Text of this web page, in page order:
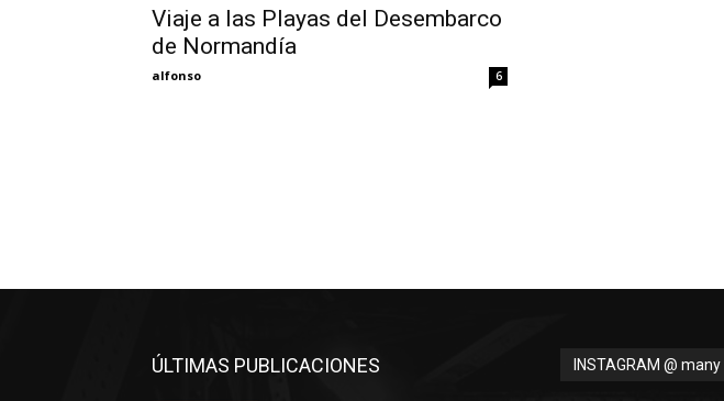
Viaje a las Playas del Desembarco
de Normandía
alfonso 6
ÚLTIMAS PUBLICACIONES INSTAGRAM @